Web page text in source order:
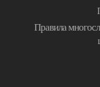
Правила